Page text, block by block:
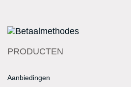
PRODUCTEN
Aanbiedingen